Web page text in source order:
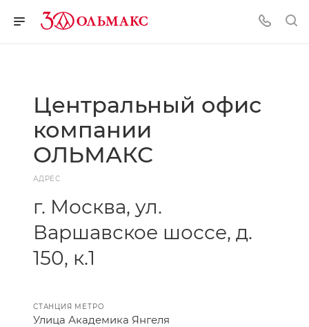
Центральный офис
компании
ОЛЬМАКС
АДРЕС
г. Москва, ул.
Варшавское шоссе, д.
150, к.1
СТАНЦИЯ МЕТРО
Улица Академика Янгеля